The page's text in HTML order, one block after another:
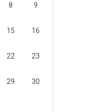
8 9
15 16
22 23
29 30